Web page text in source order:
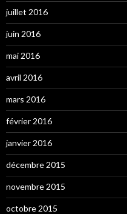
juillet 2016
juin 2016
mai 2016
avril 2016
mars 2016
février 2016
janvier 2016
décembre 2015
novembre 2015
octobre 2015